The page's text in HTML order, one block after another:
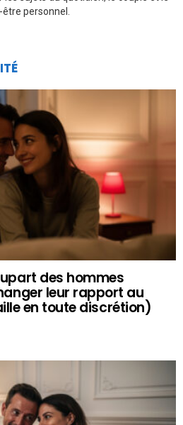
personnel.
des hommes
leur rapport au
en toute discrétion)